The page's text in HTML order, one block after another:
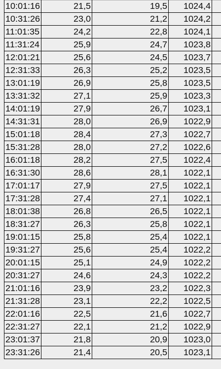
10:01:16
21,5 19,5
1024,4
10:31:26
23,0 21,2
1024,2
11:01:35
24,2 22,8
1024,1
11:31:24
25,9 24,7
1023,8
12:01:21
25,6 24,5
1023,7
12:31:33
26,3 25,2
1023,5
13:01:19
26,9 25,8
1023,5
13:31:32
27,1 25,9
1023,3
14:01:19
27,9 26,7
1023,1
14:31:31
28,0 26,9
1022,9
15:01:18
28,4 27,3
1022,7
15:31:28
28,0 27,2
1022,6
16:01:18
28,2 27,5
1022,4
16:31:30
28,6 28,1
1022,1
17:01:17
27,9 27,5
1022,1
17:31:28
27,4 27,1
1022,1
18:01:38
26,8 26,5
1022,1
18:31:27
26,3 25,8
1022,1
19:01:15
25,8 25,4
1022,1
19:31:27
25,6 25,4
1022,2
20:01:15
25,1 24,9
1022,2
20:31:27
24,6 24,3
1022,2
21:01:16
23,9 23,2
1022,3
21:31:28
23,1 22,2
1022,5
22:01:16
22,5 21,6
1022,7
22:31:27
22,1 21,2
1022,9
23:01:37
21,8 20,9
1023,0
23:31:26
21,4 20,5 1023,1